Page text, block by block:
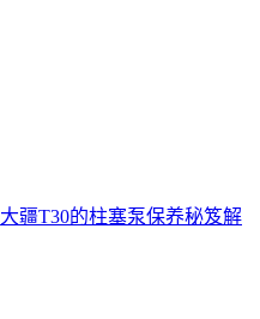
大疆T30的柱塞泵保养秘笈解